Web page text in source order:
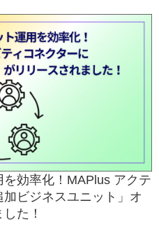
効率化！MAPlus アクテ
ビジネスユニット」オ
た！